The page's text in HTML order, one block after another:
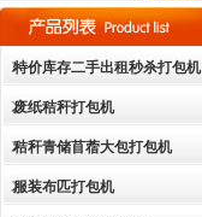
dddddddddddd
特价库存二手出租秒杀打包机
废纸秸秆打包机
秸秆青储苜蓿大包打包机
服装布匹打包机